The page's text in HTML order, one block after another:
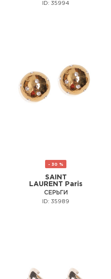
ID: 35994
- 30 %
SAINT
LAURENT Paris
СЕРЬГИ
ID: 35989